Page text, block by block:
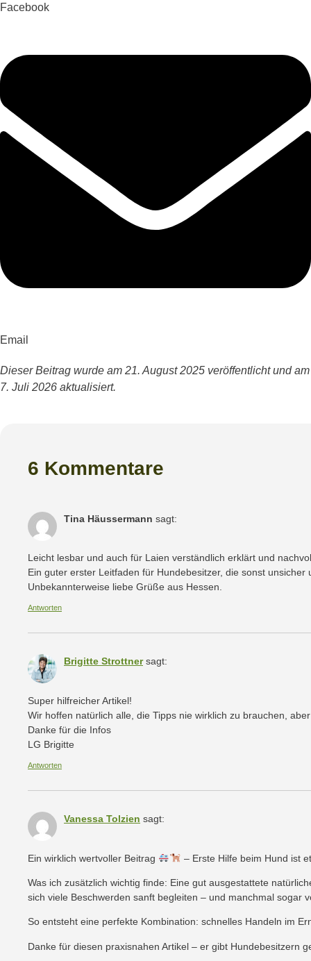
Facebook
Email
Dieser Beitrag wurde am 21. August 2025 veröffentlicht und am
7. Juli 2026 aktualisiert.
6 Kommentare
Tina Häussermann sagt:
Leicht lesbar und auch für Laien verständlich erklärt und
Ein guter erster Leitfaden für Hundebesitzer, die sonst unsicher
Unbekannterweise liebe Grüße aus Hessen.
Antworten
Brigitte Strottner sagt:
Super hilfreicher Artikel!
Wir hoffen natürlich alle, die Tipps nie wirklich zu brauchen,
Danke für die Infos
LG Brigitte
Antworten
Vanessa Tolzien sagt:
Ein wirklich wertvoller Beitrag – Erste Hilfe beim Hund ist
Was ich zusätzlich wichtig finde: Eine gut ausgestattete
sich viele Beschwerden sanft begleiten – und manchmal sogar
So entsteht eine perfekte Kombination: schnelles Handeln im
Danke für diesen praxisnahen Artikel – er gibt Hundebesitzern